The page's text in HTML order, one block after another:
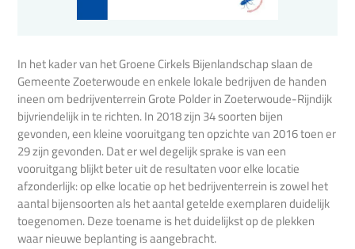
In het kader van het Groene Cirkels Bijenlandschap slaan de
Gemeente Zoeterwoude en enkele lokale bedrijven de handen
ineen om bedrijventerrein Grote Polder in Zoeterwoude-Rijndijk
bijvriendelijk in te richten. In 2018 zijn 34 soorten bijen
gevonden, een kleine vooruitgang ten opzichte van 2016 toen er
29 zijn gevonden. Dat er wel degelijk sprake is van een
vooruitgang blijkt beter uit de resultaten voor elke locatie
afzonderlijk: op elke locatie op het bedrijventerrein is zowel het
aantal bijensoorten als het aantal getelde exemplaren duidelijk
toegenomen. Deze toename is het duidelijkst op de plekken
waar nieuwe beplanting is aangebracht.